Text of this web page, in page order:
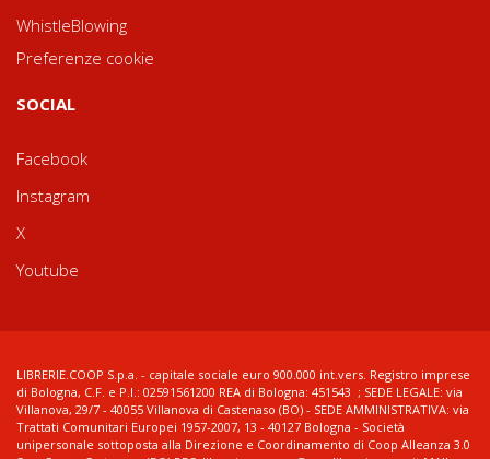
WhistleBlowing
Preferenze cookie
SOCIAL
Facebook
Instagram
X
Youtube
LIBRERIE.COOP S.p.a. - capitale sociale euro 900.000 int.vers. Registro imprese
di Bologna, C.F. e P.I.: 02591561200 REA di Bologna: 451543 ; SEDE LEGALE: via
Villanova, 29/7 - 40055 Villanova di Castenaso (BO) - SEDE AMMINISTRATIVA: via
Trattati Comunitari Europei 1957-2007, 13 - 40127 Bologna - Società
unipersonale sottoposta alla Direzione e Coordinamento di Coop Alleanza 3.0